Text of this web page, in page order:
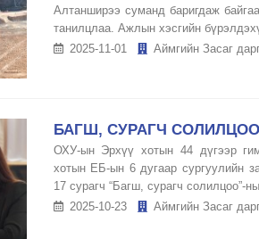
Алтанширээ суманд баригдаж
танилцлаа. Ажлын хэсгийн
2025-11-01 Аймгийн Засаг
БАГШ, СУРАГЧ
ОХУ-ын Эрхүү хотын 44 дүгээр
хотын ЕБ-ын 6 дугаар сургуулийн
17 сурагч “Багш, сурагч солилцоо”-
2025-10-23 Аймгийн Засаг